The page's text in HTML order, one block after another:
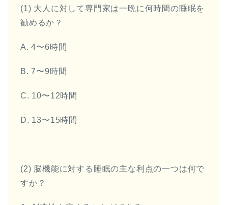
(1) 大人に対して専門家は一晩に何時間の睡眠を
勧めるか？
A. 4〜6時間
B. 7〜9時間
C. 10〜12時間
D. 13〜15時間
(2) 脳機能に対する睡眠の主な利点の一つは何で
すか？